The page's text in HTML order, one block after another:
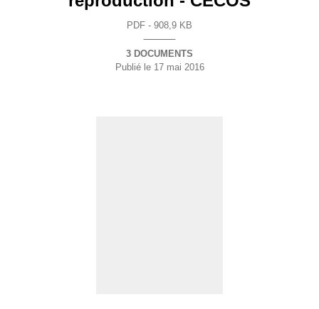
PDF - 908,9 KB
3 DOCUMENTS
Publié le17 mai 2016